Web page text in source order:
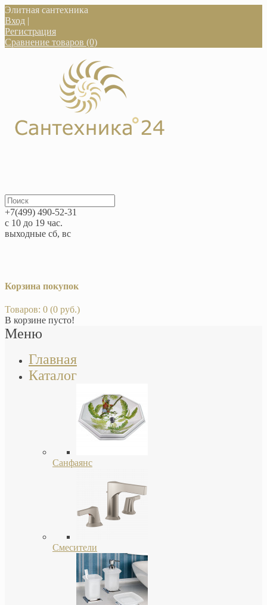
Элитная сантехника
Вход |
Регистрация
Сравнение товаров (0)
+7(499) 490-52-31
с 10 до 19 час.
выходные сб, вс
Корзина покупок
Товаров: 0 (0 руб.)
В корзине пусто!
Меню
Главная
Каталог
Санфаянс
Смесители